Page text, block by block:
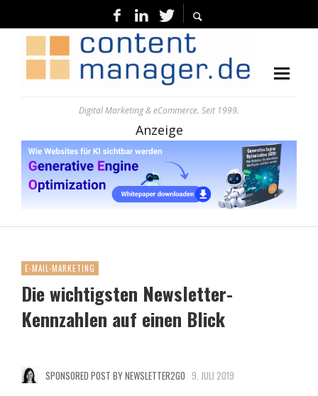
Digital Marketing & eCommerce. Seit 1999.
Anzeige
E-MAIL-MARKETING
Die wichtigsten Newsletter-
Kennzahlen auf einen Blick
SPONSORED POST BY NEWSLETTER2GO 9. JULI 2019